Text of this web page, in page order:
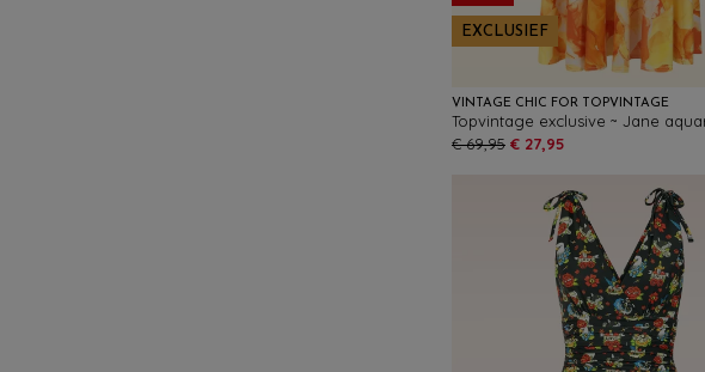
EXCLUSIEF
VINTAGE CHIC FOR TOPVINTAGE
€ 69,95 € 27,95